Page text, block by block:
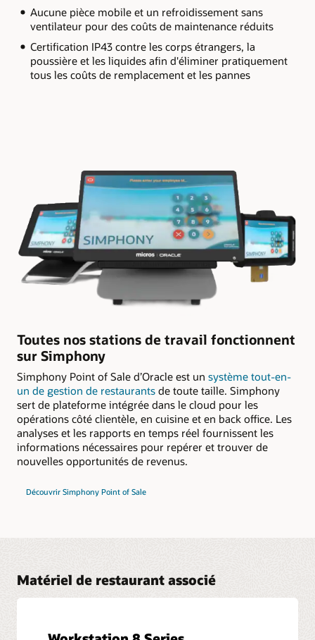
Aucune pièce mobile et un refroidissement sans
ventilateur pour des coûts de maintenance réduits
Certification IP43 contre les corps étrangers, la
poussière et les liquides afin d'éliminer pratiquement
tous les coûts de remplacement et les pannes
Toutes nos stations de travail fonctionnent
sur Simphony
Simphony Point of Sale d’Oracle est un système tout-en-
un de gestion de restaurants de toute taille. Simphony
sert de plateforme intégrée dans le cloud pour les
opérations côté clientèle, en cuisine et en back office. Les
analyses et les rapports en temps réel fournissent les
informations nécessaires pour repérer et trouver de
nouvelles opportunités de revenus.
Découvrir Simphony Point of Sale
Matériel de restaurant associé